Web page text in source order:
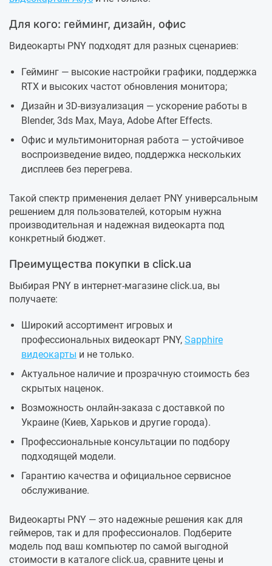
Для кого: гейминг, дизайн, офис
Видеокарты PNY подходят для разных сценариев:
Гейминг — высокие настройки графики, поддержка
RTX и высоких частот обновления монитора;
Дизайн и 3D-визуализация — ускорение работы в
Blender, 3ds Max, Maya, Adobe After Effects.
Офис и мультимониторная работа — устойчивое
воспроизведение видео, поддержка нескольких
дисплеев без перегрева.
Такой спектр применения делает PNY универсальным
решением для пользователей, которым нужна
производительная и надежная видеокарта под
конкретный бюджет.
Преимущества покупки в click.ua
Выбирая PNY в интернет-магазине click.ua, вы
получаете:
Широкий ассортимент игровых и
профессиональных видеокарт PNY, Sapphire
видеокарты и не только.
Актуальное наличие и прозрачную стоимость без
скрытых наценок.
Возможность онлайн-заказа с доставкой по
Украине (Киев, Харьков и другие города).
Профессиональные консультации по подбору
подходящей модели.
Гарантию качества и официальное сервисное
обслуживание.
Видеокарты PNY — это надежные решения как для
геймеров, так и для профессионалов. Подберите
модель под ваш компьютер по самой выгодной
стоимости в каталоге click.ua, сравните цены и